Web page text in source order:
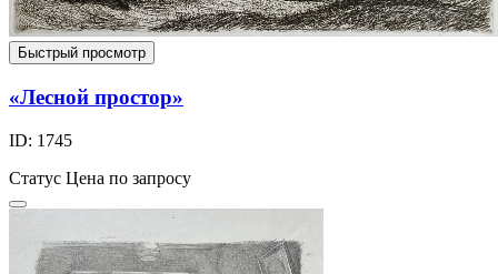
Быстрый просмотр
«Лесной простор»
ID: 1745
Статус Цена по запросу